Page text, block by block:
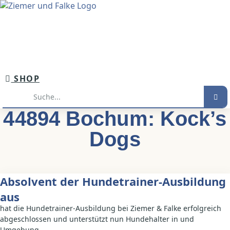
springen
SHOP
44894 Bochum: Kock’s
Dogs
Absolvent der Hundetrainer-Ausbildung
aus
hat die Hundetrainer-Ausbildung bei Ziemer & Falke erfolgreich
abgeschlossen und unterstützt nun Hundehalter in und